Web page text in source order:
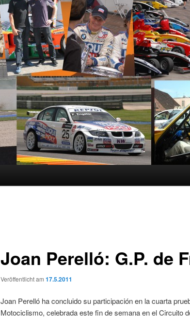
Joan Perelló: G.P. de
Veröffentlicht am 17.5.2011
Joan Perelló ha concluido su participación en la cuarta
Motociclismo, celebrada este fin de semana en el Circuito